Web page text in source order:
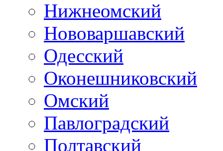
Нижнеомский
Нововаршавский
Одесский
Оконешниковский
Омский
Павлоградский
Полтавский